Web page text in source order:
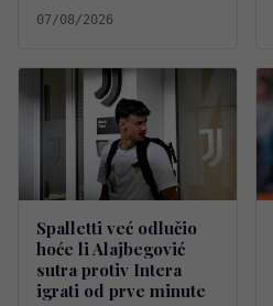
07/08/2026
Spalletti već odlučio
hoće li Alajbegović
sutra protiv Intera
igrati od prve minute